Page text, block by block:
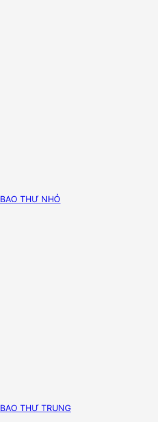
BAO THƯ NHỎ
BAO THƯ TRUNG